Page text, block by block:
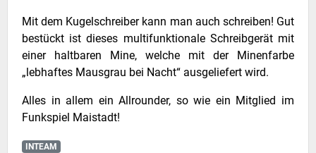
Mit dem Kugelschreiber kann man auch schreiben! Gut
bestückt ist dieses multifunktionale Schreibgerät mit
einer haltbaren Mine, welche mit der Minenfarbe
„lebhaftes Mausgrau bei Nacht“ ausgeliefert wird.
Alles in allem ein Allrounder, so wie ein Mitglied im
Funkspiel Maistadt!
INTEAM